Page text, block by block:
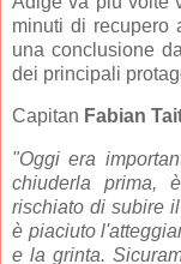
minuti di recupero
una conclusione
dei principali
Capitan Fabian
"Oggi era
chiuderla prima,
rischiato di subire
è piaciuto
e la grinta.